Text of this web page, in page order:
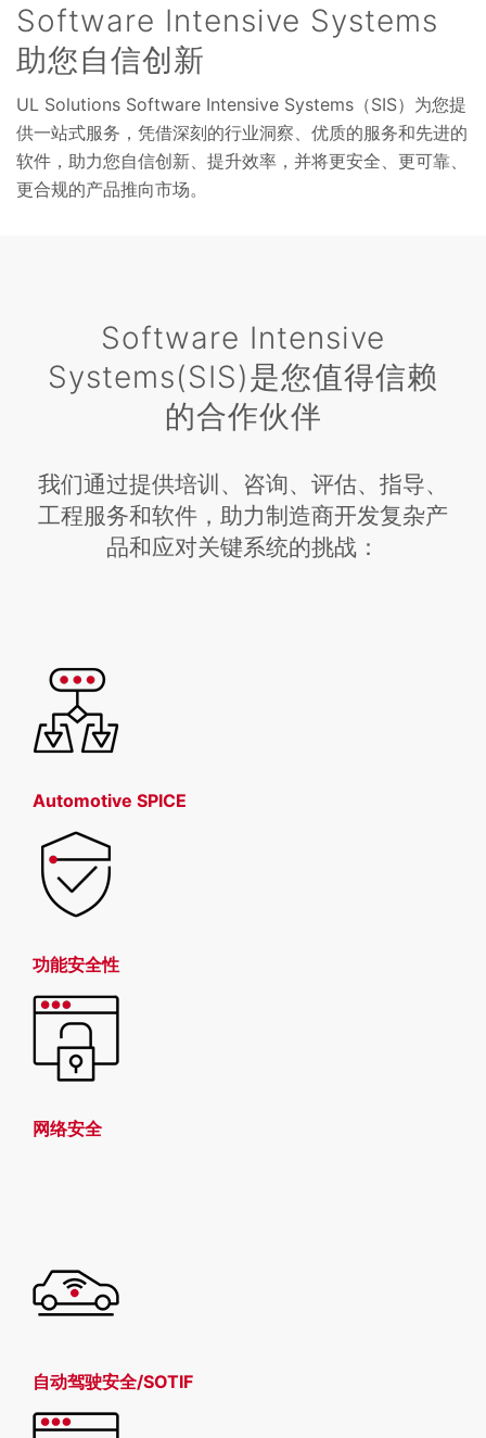
Software Intensive Systems
助您自信创新
UL Solutions Software Intensive Systems（SIS）为您提
供一站式服务，凭借深刻的行业洞察、优质的服务和先进的
软件，助力您自信创新、提升效率，并将更安全、更可靠、
更合规的产品推向市场。
Software Intensive
Systems(SIS)是您值得信赖
的合作伙伴
我们通过提供培训、咨询、评估、指导、
工程服务和软件，助力制造商开发复杂产
品和应对关键系统的挑战：
Automotive SPICE
功能安全性
网络安全
自动驾驶安全/SOTIF